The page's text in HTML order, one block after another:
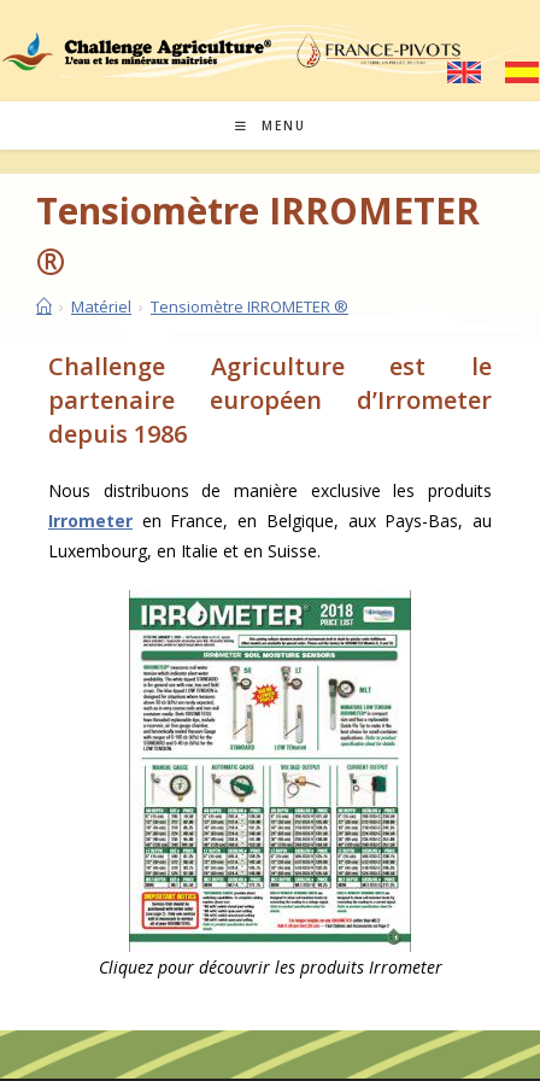
MENU
Tensiomètre IRROMETER
®
› Matériel › Tensiomètre IRROMETER ®
Challenge Agriculture est le
partenaire européen d’Irrometer
depuis 1986
Nous distribuons de manière exclusive les produits
Irrometer en France, en Belgique, aux Pays-Bas, au
Luxembourg, en Italie et en Suisse.
Cliquez pour découvrir les produits Irrometer